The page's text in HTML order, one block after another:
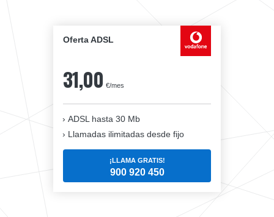
Oferta ADSL
31,00 €/mes
ADSL hasta 30 Mb
Llamadas ilimitadas desde fijo
¡LLAMA GRATIS!
900 920 450